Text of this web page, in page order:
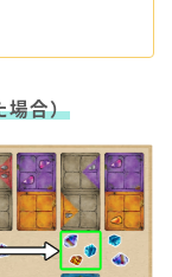
場合）